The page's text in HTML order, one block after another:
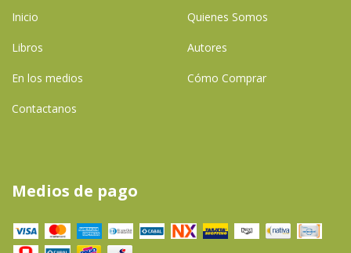
Inicio Quienes Somos
Libros Autores
En los medios Cómo Comprar
Contactanos
Medios de pago